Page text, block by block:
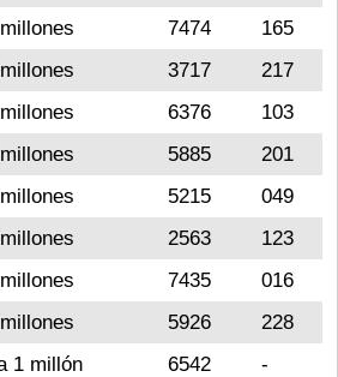
7474
165
3717
217
6376
103
5885
201
5215
049
2563
123
7435
016
5926
228
1 millón
6542 -